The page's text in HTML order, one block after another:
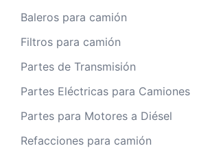
Baleros para camión
Filtros para camión
Partes de Transmisión
Partes Eléctricas para Camiones
Partes para Motores a Diésel
Refacciones para camión